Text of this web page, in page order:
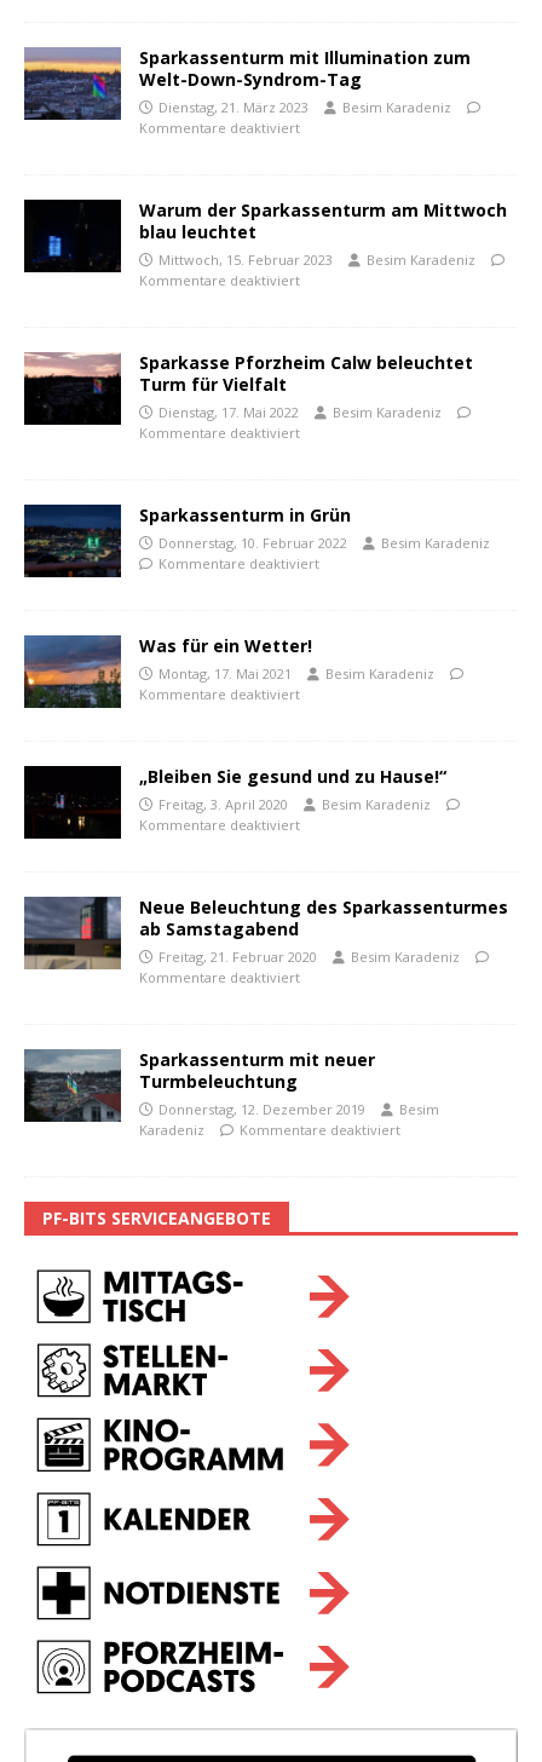
Sparkassenturm mit Illumination zum
Welt-Down-Syndrom-Tag
Dienstag, 21. März 2023
Besim Karadeniz
Kommentare deaktiviert
Warum der Sparkassenturm am Mittwoch
blau leuchtet
Mittwoch, 15. Februar 2023
Besim Karadeniz
Kommentare deaktiviert
Sparkasse Pforzheim Calw beleuchtet
Turm für Vielfalt
Dienstag, 17. Mai 2022
Besim Karadeniz
Kommentare deaktiviert
Sparkassenturm in Grün
Donnerstag, 10. Februar 2022
Besim Karadeniz
Kommentare deaktiviert
Was für ein Wetter!
Montag, 17. Mai 2021
Besim Karadeniz
Kommentare deaktiviert
„Bleiben Sie gesund und zu Hause!“
Freitag, 3. April 2020
Besim Karadeniz
Kommentare deaktiviert
Neue Beleuchtung des Sparkassenturmes
ab Samstagabend
Freitag, 21. Februar 2020
Besim Karadeniz
Kommentare deaktiviert
Sparkassenturm mit neuer
Turmbeleuchtung
Donnerstag, 12. Dezember 2019
Besim
Karadeniz
Kommentare deaktiviert
PF-BITS SERVICEANGEBOTE